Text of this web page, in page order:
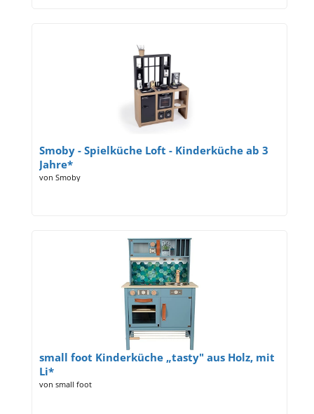
Smoby - Spielküche Loft - Kinderküche ab 3
Jahre*
von Smoby
small foot Kinderküche „tasty" aus Holz, mit
Li*
von small foot